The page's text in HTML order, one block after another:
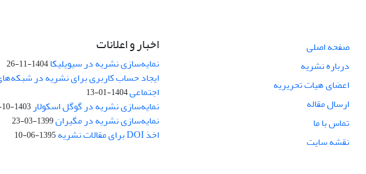
صفحه اصلی
درباره نشریه
اعضای هیات تحریریه
ارسال مقاله
تماس با ما
نقشه سایت
اخبار و اعلانات
نمایه‌سازی نشریه در سیویلیکا1404-11-26
ایجاد حساب کاربری برای نشریه در
اجتماعی1404-01-13
نمایه‌سازی نشریه در گوگل اسکولار 1403-10-15
نمایه‌سازی نشریه در مگیران1399-03-23
اخذ DOI برای مقالات نشریه 1395-06-10